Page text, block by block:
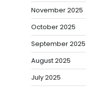
November 2025
October 2025
September 2025
August 2025
July 2025